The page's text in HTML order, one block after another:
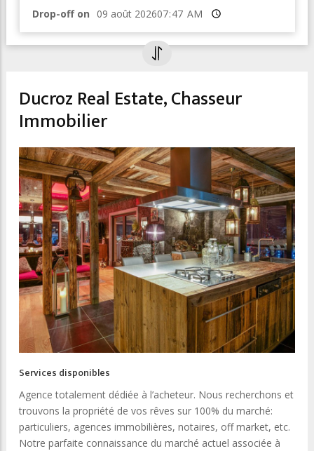
Drop-off on Heure
Ducroz Real Estate, Chasseur
Immobilier
Services disponibles
Agence totalement dédiée à l’acheteur. Nous recherchons et
trouvons la propriété de vos rêves sur 100% du marché:
particuliers, agences immobilières, notaires, off market, etc.
Notre parfaite connaissance du marché actuel associée à